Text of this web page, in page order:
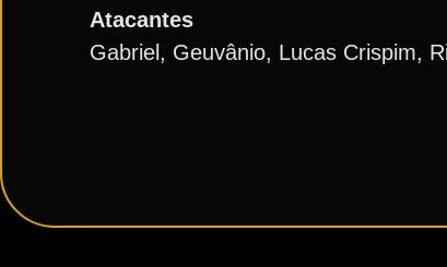
Atacantes
Gabriel, Geuvânio, Lucas Crispim,